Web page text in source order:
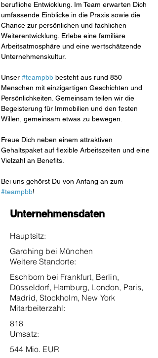
berufliche Entwicklung. Im Team erwarten Dich
umfassende Einblicke in die Praxis sowie die
Chance zur persönlichen und fachlichen
Weiterentwicklung. Erlebe eine familiäre
Arbeitsatmosphäre und eine wertschätzende
Unternehmenskultur.
Unser #teampbb besteht aus rund 850
Menschen mit einzigartigen Geschichten und
Persönlichkeiten. Gemeinsam teilen wir die
Begeisterung für Immobilien und den festen
Willen, gemeinsam etwas zu bewegen.
Freue Dich neben einem attraktiven
Gehaltspaket auf flexible Arbeitszeiten und eine
Vielzahl an Benefits.
Bei uns gehörst Du von Anfang an zum
#teampbb!
Unternehmensdaten
Hauptsitz:
Garching bei München
Weitere Standorte:
Eschborn bei Frankfurt, Berlin,
Düsseldorf, Hamburg, London, Paris,
Madrid, Stockholm, New York
Mitarbeiterzahl:
818
Umsatz:
544 Mio. EUR